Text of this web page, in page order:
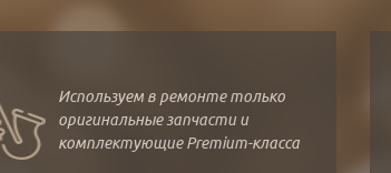
Используем в ремонте только
оригинальные запчасти и
комплектующие Premium-класса